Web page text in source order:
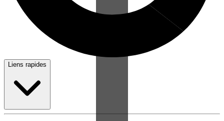
Liens rapides